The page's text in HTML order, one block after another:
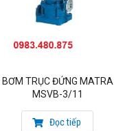
BƠM TRỤC ĐỨNG MATRA
MSVB-3/11
Đọc tiếp